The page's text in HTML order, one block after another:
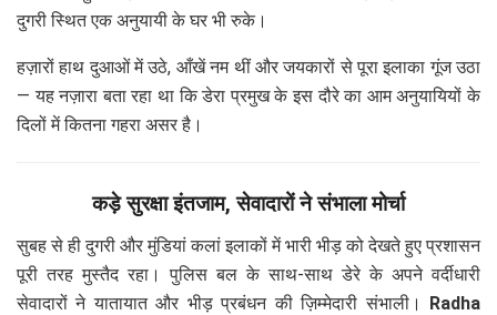
दुगरी स्थित एक अनुयायी के घर भी रुके।
हज़ारों हाथ दुआओं में उठे, आँखें नम थीं और जयकारों से पूरा इलाका गूंज उठा
— यह नज़ारा बता रहा था कि डेरा प्रमुख के इस दौरे का आम अनुयायियों के
दिलों में कितना गहरा असर है।
कड़े सुरक्षा इंतजाम, सेवादारों ने संभाला मोर्चा
सुबह से ही दुगरी और मुंडियां कलां इलाकों में भारी भीड़ को देखते हुए प्रशासन
पूरी तरह मुस्तैद रहा। पुलिस बल के साथ-साथ डेरे के अपने वर्दीधारी
सेवादारों ने यातायात और भीड़ प्रबंधन की ज़िम्मेदारी संभाली। Radha